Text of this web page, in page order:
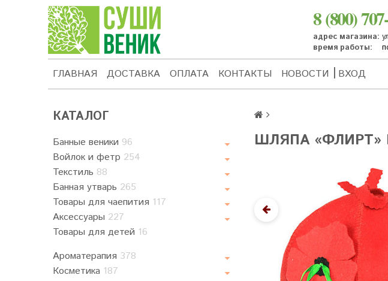
8 (800)
адрес магазина:
время работы:
ГЛАВНАЯ ДОСТАВКА ОПЛАТА КОНТАКТЫ НОВОСТИ ВХОД
КАТАЛОГ
Банные веники 96
Войлок и фетр 254
Текстиль 88
Банная утварь 265
Товары для чаепития 117
Аксессуары 227
Товары для детей 16
Ароматерапия 378
Косметика 187
ШЛЯПА «ФЛИРТ»